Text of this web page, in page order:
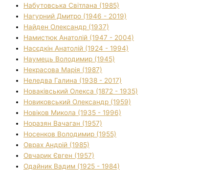
Набутовська Світлана (1985)
Нагурний Дмитро (1946 - 2019)
Найден Олександр (1937)
Намистюк Анатолій (1947 - 2004)
Насєдкін Анатолій (1924 - 1994)
Наумець Володимир (1945)
Некрасова Марія (1987)
Неледва Галина (1938 - 2017)
Новаківський Олекса (1872 - 1935)
Новиковський Олександр (1959)
Новіков Микола (1935 - 1996)
Норазян Вачаган (1957)
Носенков Володимир (1955)
Оврах Андрій (1985)
Овчарик Євген (1957)
Одайник Вадим (1925 - 1984)